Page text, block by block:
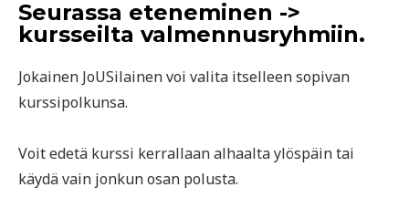
Seurassa eteneminen ->
kursseilta valmennusryhmiin.
Jokainen JoUSilainen voi valita itselleen sopivan
kurssipolkunsa.
Voit edetä kurssi kerrallaan alhaalta ylöspäin tai
käydä vain jonkun osan polusta.